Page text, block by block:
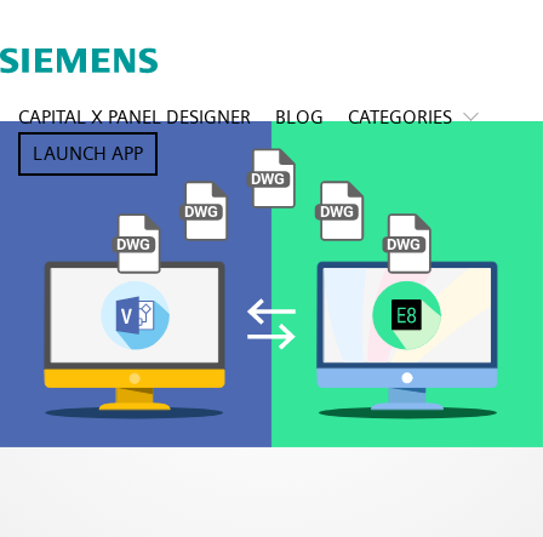
CAPITAL X PANEL DESIGNER BLOG
CATEGORIES
LAUNCH APP